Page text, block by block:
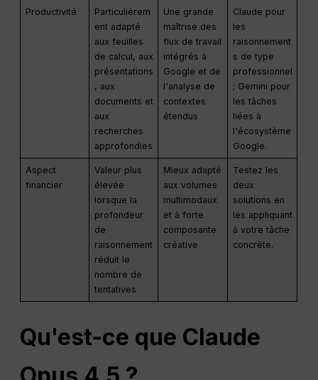
Productivité
Particulièrem
ent adapté
aux feuilles
de calcul, aux
présentations
, aux
documents et
aux
recherches
approfondies
Une grande
maîtrise des
flux de travail
intégrés à
Google et de
l'analyse de
contextes
étendus
Claude pour
les
raisonnement
s de type
professionnel
; Gemini pour
les tâches
liées à
l'écosystème
Google.
Aspect
financier
Valeur plus
élevée
lorsque la
profondeur
de
raisonnement
réduit le
nombre de
tentatives
Mieux adapté
aux volumes
multimodaux
et à forte
composante
créative
Testez les
deux
solutions en
les appliquant
à votre tâche
concrète.
Qu'est-ce que Claude